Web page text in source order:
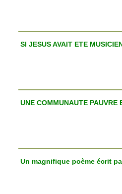
SI JESUS AVAIT ETE
UNE COMMUNAUTE PAUVRE
Un magnifique poème écrit